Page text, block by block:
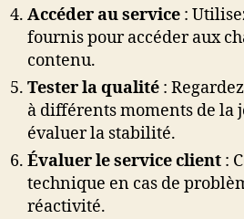
Accéder au service :
fournis pour accéder aux
contenu.
Tester la qualité :
à différents moments de la
évaluer la stabilité.
Évaluer le service client :
technique en cas de
réactivité.